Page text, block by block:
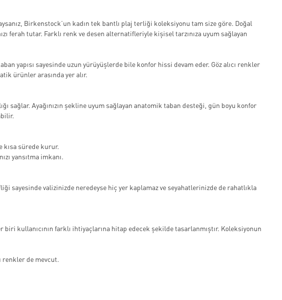
Birkenstock’un kadın tek bantlı plaj terliği koleksiyonu tam size göre. Doğal
ferah tutar. Farklı renk ve desen alternatifleriyle kişisel tarzınıza uyum sağlayan
yapısı sayesinde uzun yürüyüşlerde bile konfor hissi devam eder. Göz alıcı renkler
ürünler arasında yer alır.
sağlar. Ayağınızın şekline uyum sağlayan anatomik taban desteği, gün boyu konfor
kısa sürede kurur.
yansıtma imkanı.
sayesinde valizinizde neredeyse hiç yer kaplamaz ve seyahatlerinizde de rahatlıkla
kullanıcının farklı ihtiyaçlarına hitap edecek şekilde tasarlanmıştır. Koleksiyonun
renkler de mevcut.